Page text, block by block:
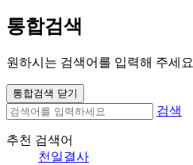
통합검색
원하시는 검색어를 입력해 주세요
통합검색 닫기
검색
추천 검색어
천일결사